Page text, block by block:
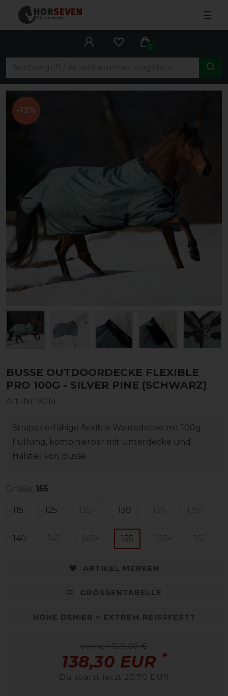
☰
0
-13%
BUSSE OUTDOORDECKE FLEXIBLE
PRO 100G - SILVER PINE (SCHWARZ)
Art.-Nr: 9014
Strapazierfähige flexible Weidedecke mit 100g
Füllung, kombinierbar mit Unterdecke und
Halsteil von Busse
Größe: 155
115 125 130
140 155
ARTIKEL MERKEN
GRÖSSENTABELLE
HOHE DENIER = EXTREM REISSFEST?
vorher 159,00 €
138,30 EUR *
Du sparst jetzt 20,70 EUR